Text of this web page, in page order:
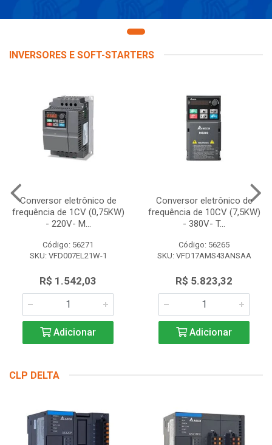
INVERSORES E SOFT-STARTERS
Conversor eletrônico de
frequência de 1CV (0,75KW)
- 220V- M...
Código: 56271
SKU: VFD007EL21W-1
R$ 1.542,03
Adicionar
Conversor eletrônico de
frequência de 10CV (7,5KW)
- 380V- T...
Código: 56265
SKU: VFD17AMS43ANSAA
R$ 5.823,32
Adicionar
CLP DELTA